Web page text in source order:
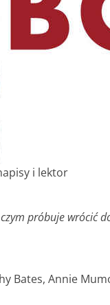
i lektor
próbuje wrócić
Bates, Annie